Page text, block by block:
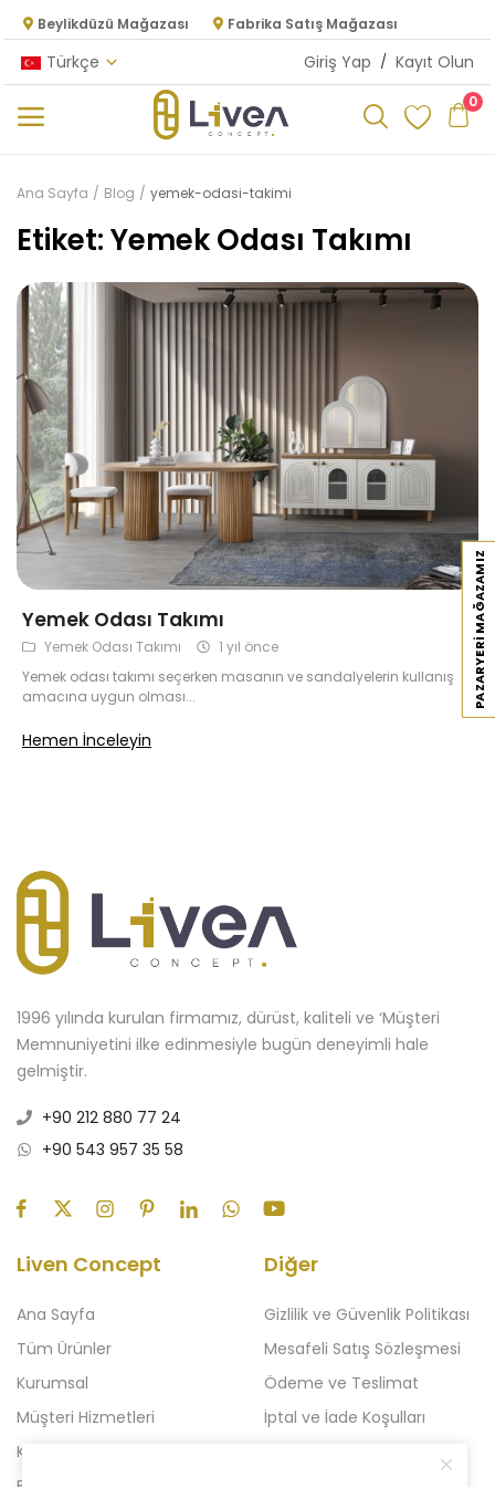
PAZARYERI MAĞAZAMIZ
Beylikdüzü Mağazası Fabrika Satış Mağazası
Türkçe Giriş Yap / Kayıt Olun
0
Kategoriler
Ana Menü
Oturma Odası
Yatak Odası
Yemek Odası
Mutfak
Dolap
Antre
Çalışma Odası
Genç Odası
Bahçe Mobilyaları
Tüm Ürünler
Ana Sayfa Blog yemek-odasi-takimi
Etiket: Yemek Odası Takımı
Yemek Odası Takımı
Yemek Odası Takımı
1 yıl önce
Yemek odası takımı seçerken masanın ve sandalyelerin kullanış
amacına uygun olması...
Hemen İnceleyin
1996 yılında kurulan firmamız, dürüst, kaliteli ve ‘Müşteri
Memnuniyetini ilke edinmesiyle bugün deneyimli hale
gelmiştir.
+90 212 880 77 24
+90 543 957 35 58
Liven Concept
Ana Sayfa
Tüm Ürünler
Kurumsal
Müşteri Hizmetleri
Kampanyalı Ürünler
Diğer
Gizlilik ve Güvenlik Politikası
Mesafeli Satış Sözleşmesi
Ödeme ve Teslimat
İptal ve İade Koşulları